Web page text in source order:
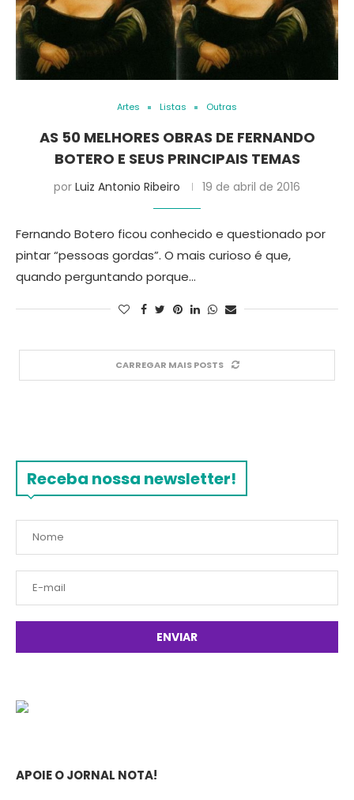
Artes Listas Outras
AS 50 MELHORES OBRAS DE FERNANDO
BOTERO E SEUS PRINCIPAIS TEMAS
por Luiz Antonio Ribeiro 19 de abril de 2016
Fernando Botero ficou conhecido e questionado por
pintar “pessoas gordas”. O mais curioso é que,
quando perguntando porque…
CARREGAR MAIS POSTS
Receba nossa newsletter!
APOIE O JORNAL NOTA!